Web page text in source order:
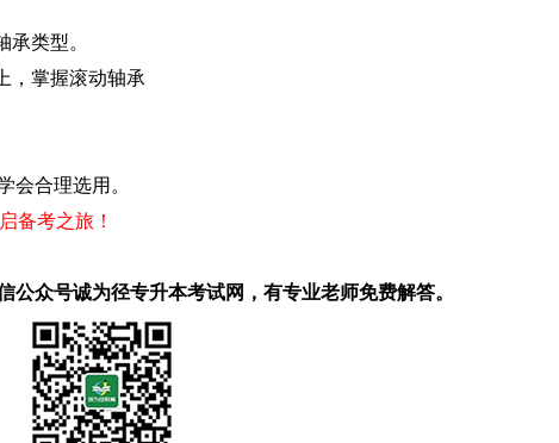
类型。
掌握滚动轴承
合理选用。
备考之旅！
公众号诚为径专升本考试网，有专业老师免费解答。